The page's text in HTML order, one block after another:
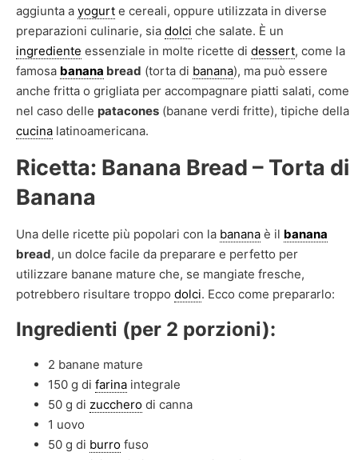
aggiunta a yogurt e cereali, oppure utilizzata in diverse
preparazioni culinarie, sia dolci che salate. È un
ingrediente essenziale in molte ricette di dessert, come la
famosa banana bread (torta di banana), ma può essere
anche fritta o grigliata per accompagnare piatti salati, come
nel caso delle patacones (banane verdi fritte), tipiche della
cucina latinoamericana.
Ricetta: Banana Bread – Torta di
Banana
Una delle ricette più popolari con la banana è il banana
bread, un dolce facile da preparare e perfetto per
utilizzare banane mature che, se mangiate fresche,
potrebbero risultare troppo dolci. Ecco come prepararlo:
Ingredienti (per 2 porzioni):
2 banane mature
150 g di farina integrale
50 g di zucchero di canna
1 uovo
50 g di burro fuso